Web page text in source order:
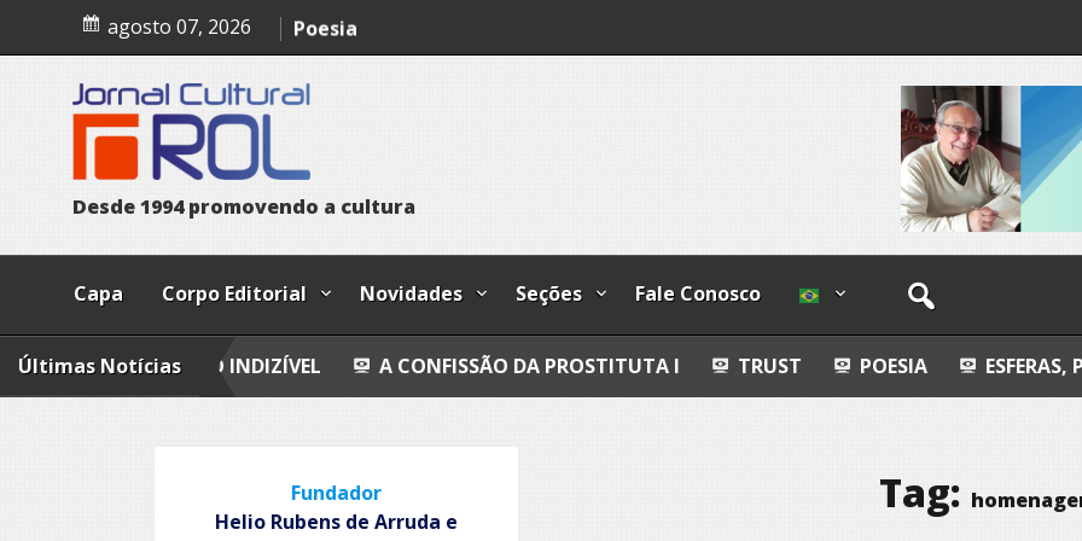
content
agosto 07, 2026
Trust
Poesia
Esferas, petroglifos y calzadas
Desde1994 promovendo a cultura
Capa Corpo Editorial Novidades Seções Fale Conosco
Últimas Notícias
DO INDIZÍVEL A CONFISSÃO DA PROSTITUTA I TRUST POESIA ESFERAS, PETROGLIFOS
Tag:
Fundador
Helio Rubens de Arruda e